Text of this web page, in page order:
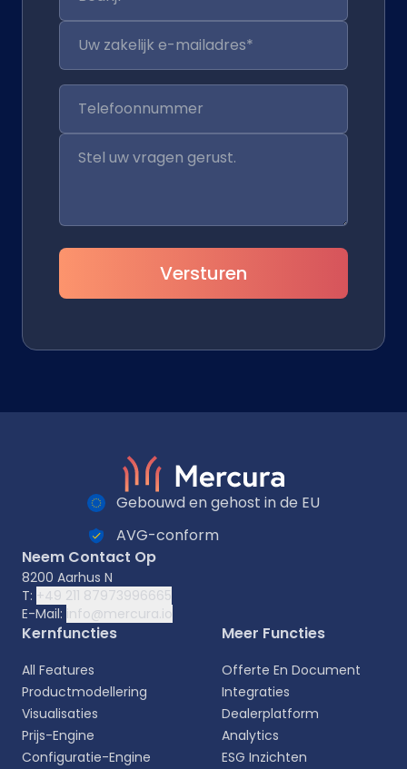
Versturen
Gebouwd en gehost in de EU
AVG-conform
Neem Contact Op
8200 Aarhus N
T: +49 211 87973996665
E-Mail: info@mercura.io
Kernfuncties
All Features
Productmodellering
Visualisaties
Prijs-Engine
Configuratie-Engine
Meer Functies
Offerte En Document
Integraties
Dealerplatform
Analytics
ESG Inzichten